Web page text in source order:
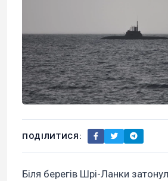
ПОДІЛИТИСЯ:
Біля берегів Шрі-Ланки